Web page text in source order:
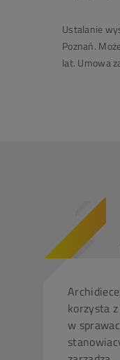
Ustalanie
Poznań.
lat. Umowa
korzysta z
w